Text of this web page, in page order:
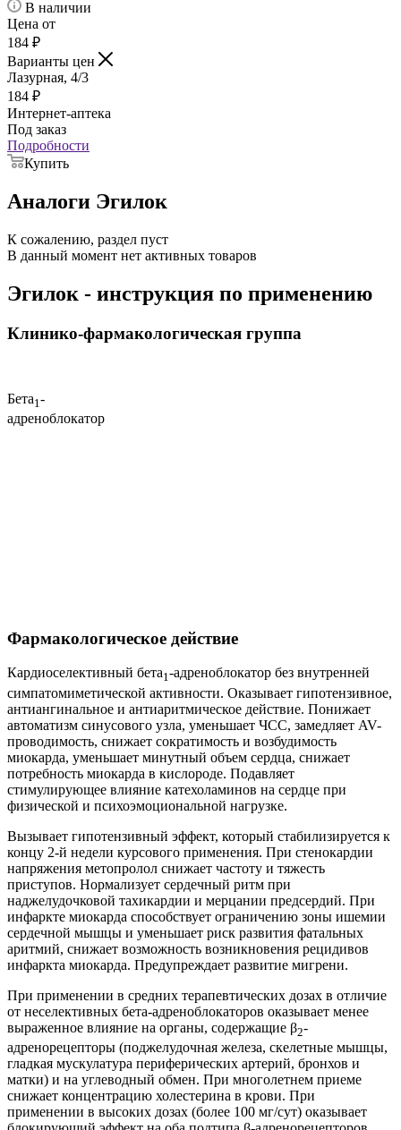
В наличии
Цена от
184 ₽
Варианты цен
Лазурная, 4/3
184 ₽
Интернет-аптека
Под заказ
Подробности
Купить
Аналоги Эгилок
К сожалению, раздел пуст
В данный момент нет активных товаров
Эгилок - инструкция по применению
Клинико-фармакологическая группа
Бета1 -
адреноблокатор
Фармакологическое действие
Кардиоселективный бета1-адреноблокатор без внутренней
симпатомиметической активности. Оказывает гипотензивное,
антиангинальное и антиаритмическое действие. Понижает
автоматизм синусового узла, уменьшает ЧСС, замедляет AV-
проводимость, снижает сократимость и возбудимость
миокарда, уменьшает минутный объем сердца, снижает
потребность миокарда в кислороде. Подавляет
стимулирующее влияние катехоламинов на сердце при
физической и психоэмоциональной нагрузке.
Вызывает гипотензивный эффект, который стабилизируется к
концу 2-й недели курсового применения. При стенокардии
напряжения метопролол снижает частоту и тяжесть
приступов. Нормализует сердечный ритм при
наджелудочковой тахикардии и мерцании предсердий. При
инфаркте миокарда способствует ограничению зоны ишемии
сердечной мышцы и уменьшает риск развития фатальных
аритмий, снижает возможность возникновения рецидивов
инфаркта миокарда. Предупреждает развитие мигрени.
При применении в средних терапевтических дозах в отличие
от неселективных бета-адреноблокаторов оказывает менее
выраженное влияние на органы, содержащие β2-
адренорецепторы (поджелудочная железа, скелетные мышцы,
гладкая мускулатура периферических артерий, бронхов и
матки) и на углеводный обмен. При многолетнем приеме
снижает концентрацию холестерина в крови. При
применении в высоких дозах (более 100 мг/сут) оказывает